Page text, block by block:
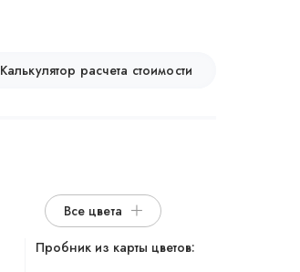
Калькулятор расчета стоимости
Все цвета
Пробник из карты цветов: